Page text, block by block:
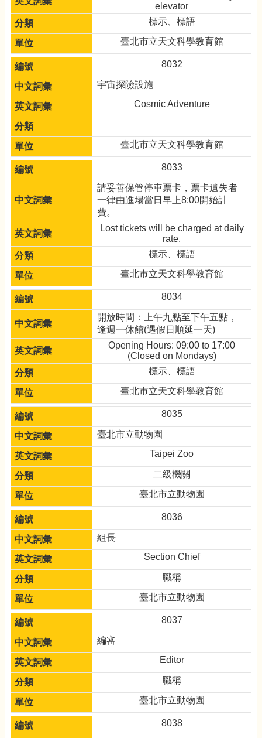
elevator
標示、標語
臺北市立天文科學教育館
8032
宇宙探險設施
Cosmic Adventure
臺北市立天文科學教育館
8033
請妥善保管停車票卡，票卡遺失者
一律由進場當日早上8:00開始計
費。
Lost tickets will be charged at daily
rate.
標示、標語
臺北市立天文科學教育館
8034
開放時間：上午九點至下午五點，
逢週一休館(遇假日順延一天)
Opening Hours: 09:00 to 17:00
(Closed on Mondays)
標示、標語
臺北市立天文科學教育館
8035
臺北市立動物園
Taipei Zoo
二級機關
臺北市立動物園
8036
組長
Section Chief
職稱
臺北市立動物園
8037
編審
Editor
職稱
臺北市立動物園
8038